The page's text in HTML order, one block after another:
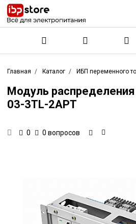
Главная Каталог ИБП переменного
Модуль
03-3TL-2APT
0 0 вопросов